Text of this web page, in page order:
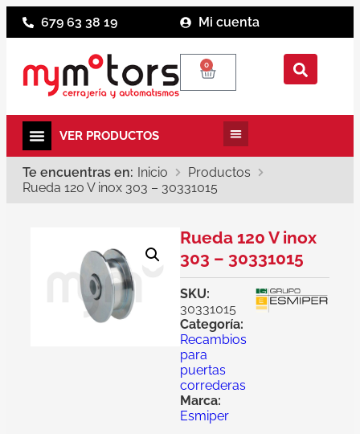
679 63 38 19 Mi cuenta
0
Te encuentras en: Inicio
Productos
Rueda 120 V inox 303 – 30331015
Rueda 120 V inox
303 – 30331015
SKU:
30331015
Categoría:
Recambios
para
puertas
correderas
Marca:
Esmiper